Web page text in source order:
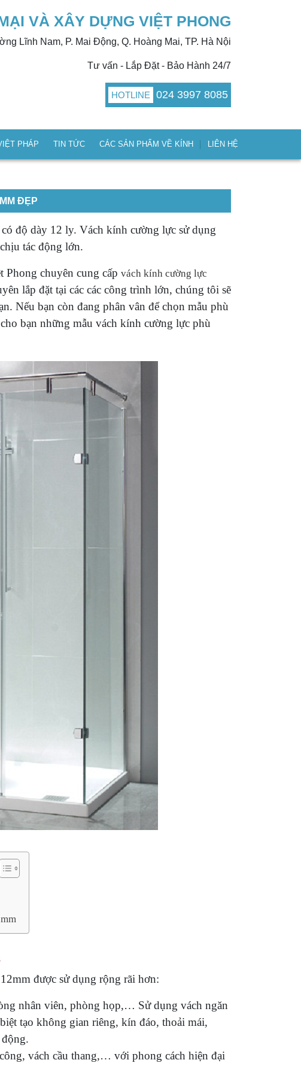
VÀ XÂY DỰNG VIỆT PHONG
Lĩnh Nam, P. Mai Động, Q. Hoàng Mai, TP. Hà Nội
Tư vấn - Lắp Đặt - Bảo Hành 24/7
HOTLINE 024 3997 8085
PHÁP TIN TỨC CÁC SẢN PHẨM VỀ KÍNH LIÊN HỆ
ĐẸP
độ dày 12 ly. Vách kính cường lực sử dụng
tác động lớn.
chuyên cung cấp vách kính cường lực
lắp đặt tại các các công trình lớn, chúng tôi sẽ
Nếu bạn còn đang phân vân để chọn mẫu phù
bạn những mẫu vách kính cường lực phù
được sử dụng rộng rãi hơn:
nhân viên, phòng họp,… Sử dụng vách ngăn
tạo không gian riêng, kín đáo, thoải mái,
vách cầu thang,… với phong cách hiện đại